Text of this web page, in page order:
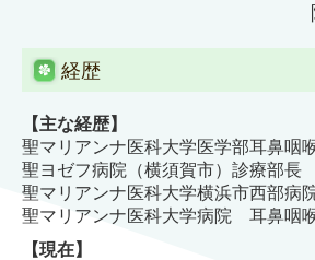
経歴
【主な経歴】
聖マリアンナ医科大学医学部耳鼻咽
聖ヨゼフ病院（横須賀市）診療部長
聖マリアンナ医科大学横浜市西部
聖マリアンナ医科大学病院 耳鼻咽
【現在】